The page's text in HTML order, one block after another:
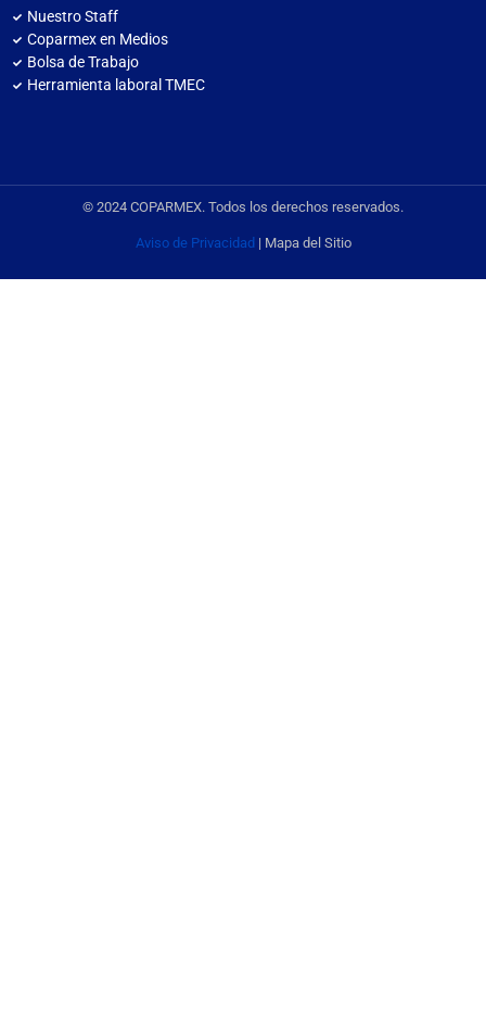
Nuestro Staff
Coparmex en Medios
Bolsa de Trabajo
Herramienta laboral TMEC
© 2024 COPARMEX. Todos los derechos reservados.
Aviso de Privacidad| Mapa del Sitio